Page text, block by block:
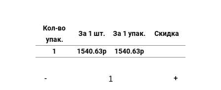
Кол-во
упак.
За 1 шт. За 1 упак. Скидка
1 1540.63р 1540.63р
-
товара
+